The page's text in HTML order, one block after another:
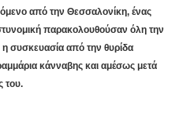
από την Θεσσαλονίκη, ένας
παρακολουθούσαν όλη την
συσκευασία από την θυρίδα
κάνναβης και αμέσως μετά
του.